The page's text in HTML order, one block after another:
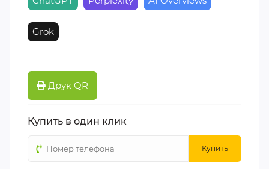
Grok
Друк QR
Купить в один клик
Купить